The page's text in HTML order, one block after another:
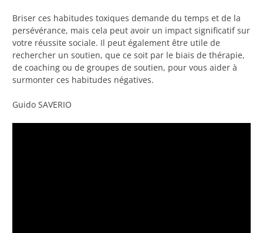
Briser ces habitudes toxiques demande du temps et de la
persévérance, mais cela peut avoir un impact significatif sur
votre réussite sociale. Il peut également être utile de
rechercher un soutien, que ce soit par le biais de thérapie,
de coaching ou de groupes de soutien, pour vous aider à
surmonter ces habitudes négatives.
Guido SAVERIO